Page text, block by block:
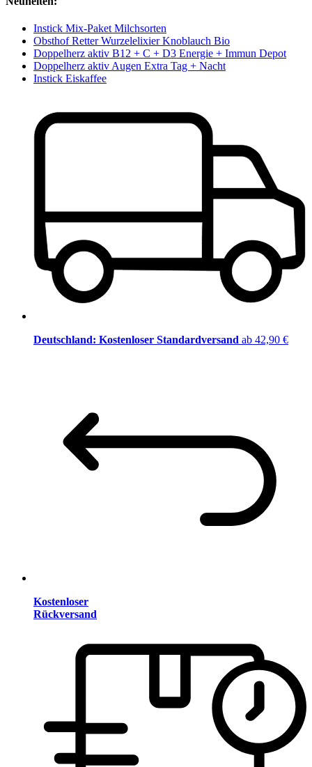
Instick Mix-Paket Milchsorten
Obsthof Retter Wurzelelixier Knoblauch Bio
Doppelherz aktiv B12 + C + D3 Energie + Immun Depot
Doppelherz aktiv Augen Extra Tag + Nacht
Instick Eiskaffee
Deutschland: Kostenloser Standardversand ab 42,90 €
Kostenloser
Rückversand